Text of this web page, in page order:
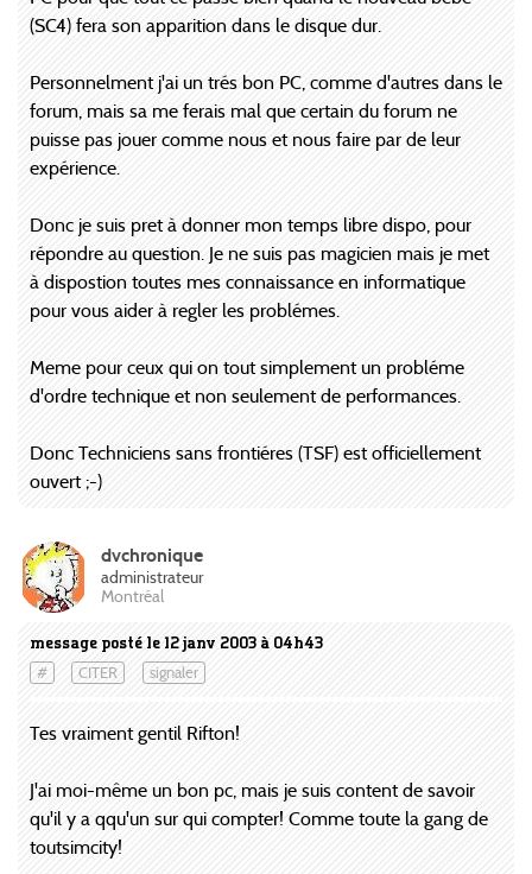
(SC4) fera son apparition dans le disque dur.
Personnelment j'ai un trés bon PC, comme d'autres dans le
forum, mais sa me ferais mal que certain du forum ne
puisse pas jouer comme nous et nous faire par de leur
expérience.
Donc je suis pret à donner mon temps libre dispo, pour
répondre au question. Je ne suis pas magicien mais je met
à dispostion toutes mes connaissance en informatique
pour vous aider à regler les problémes.
Meme pour ceux qui on tout simplement un probléme
d'ordre technique et non seulement de performances.
Donc Techniciens sans frontiéres (TSF) est officiellement
ouvert ;-)
message posté le 12 janv 2003 à 04h43
# CITER signaler
dvchronique
administrateur
Montréal
Tes vraiment gentil Rifton!
J'ai moi-même un bon pc, mais je suis content de savoir
qu'il y a qqu'un sur qui compter! Comme toute la gang de
toutsimcity!